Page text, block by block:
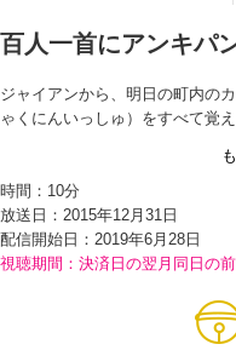
百人一首にアンキパ
ジャイアンから、明日の町内の
ゃくにんいっしゅ）をすべて覚
らい、必死で覚える。 ところが
かちゃんとチームを組むと言い
太とスネ夫の3人で別のチームを
『アンキパン』を取り出す。 こ
覚えることができると聞き、大
ざしきゲレンデ』で運動し、少
るのび太たち。 しかも、トイレ
時間： 10分
放送日：2015年12月31日
配信開始日： 2019年6月28日
視聴期間：決済日の翌月同日の